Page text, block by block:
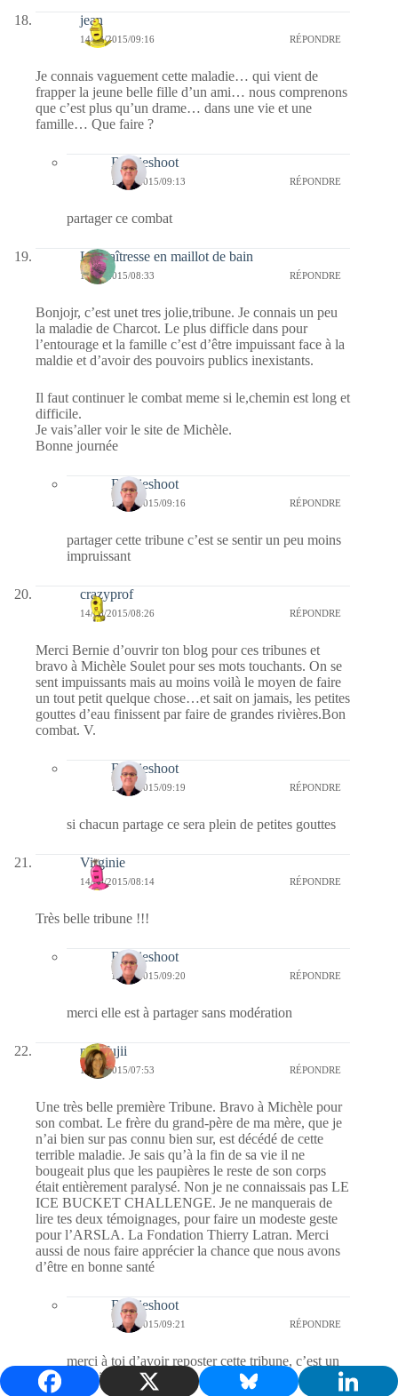
jean
14/08/2015/09:16 RÉPONDRE
Je connais vaguement cette maladie… qui vient de
frapper la jeune belle fille d’un ami… nous comprenons
que c’est plus qu’un drame… dans une vie et une
famille… Que faire ?
Bernieshoot
15/08/2015/09:13 RÉPONDRE
partager ce combat
La maîtresse en maillot de bain
14/08/2015/08:33 RÉPONDRE
Bonjojr, c’est unet tres jolie,tribune. Je connais un peu
la maladie de Charcot. Le plus difficle dans pour
l’entourage et la famille c’est d’être impuissant face à la
maldie et d’avoir des pouvoirs publics inexistants.
Il faut continuer le combat meme si le,chemin est long et
difficile.
Je vais’aller voir le site de Michèle.
Bonne journée
Bernieshoot
15/08/2015/09:16 RÉPONDRE
partager cette tribune c’est se sentir un peu moins
impruissant
crazyprof
14/08/2015/08:26 RÉPONDRE
Merci Bernie d’ouvrir ton blog pour ces tribunes et
bravo à Michèle Soulet pour ses mots touchants. On se
sent impuissants mais au moins voilà le moyen de faire
un tout petit quelque chose…et sait on jamais, les petites
gouttes d’eau finissent par faire de grandes rivières.Bon
combat. V.
Bernieshoot
15/08/2015/09:19 RÉPONDRE
si chacun partage ce sera plein de petites gouttes
Virginie
14/08/2015/08:14 RÉPONDRE
Très belle tribune !!!
Bernieshoot
15/08/2015/09:20 RÉPONDRE
merci elle est à partager sans modération
missfujii
14/08/2015/07:53 RÉPONDRE
Une très belle première Tribune. Bravo à Michèle pour
son combat. Le frère du grand-père de ma mère, que je
n’ai bien sur pas connu bien sur, est décédé de cette
terrible maladie. Je sais qu’à la fin de sa vie il ne
bougeait plus que les paupières le reste de son corps
était entièrement paralysé. Non je ne connaissais pas LE
ICE BUCKET CHALLENGE. Je ne manquerais de
lire tes deux témoignages, pour faire un modeste geste
pour l’ARSLA. La Fondation Thierry Latran. Merci
aussi de nous faire apprécier la chance que nous avons
d’être en bonne santé
Bernieshoot
15/08/2015/09:21 RÉPONDRE
merci à toi d’avoir reposter cette tribune, c’est un
geste important